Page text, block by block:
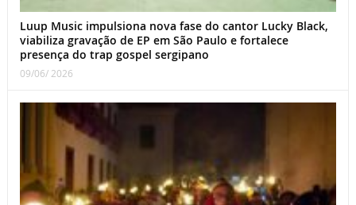
Luup Music impulsiona nova fase do cantor Lucky Black,
viabiliza gravação de EP em São Paulo e fortalece
presença do trap gospel sergipano
09/06/ 2026